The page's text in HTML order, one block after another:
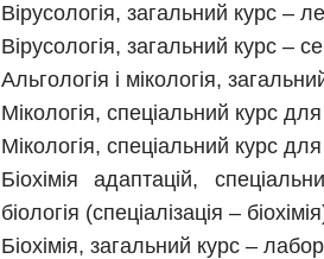
Вірусологія, загальний курс –
Вірусологія, загальний курс –
Альгологія і мікологія,
Мікологія, спеціальний курс для
Мікологія, спеціальний курс для
Біохімія адаптацій,
біологія (спеціалізація –
Біохімія, загальний курс –